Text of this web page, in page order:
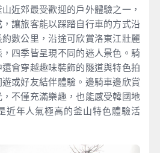
近郊最受歡迎的戶外體驗之一，
讓旅客能以踩踏自行車的方式沿
數公里，沿途可欣賞洛東江壯麗
四季皆呈現不同的迷人景色。騎
會穿越趣味裝飾的隧道與特色拍
或好友結伴體驗。邊騎車邊欣賞
不僅充滿樂趣，也能感受韓國地
近年人氣極高的釜山特色體驗活